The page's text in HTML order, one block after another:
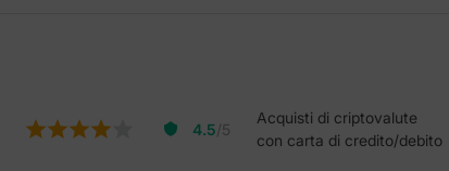
4.5/5
Acquisti di criptovalute
con carta di credito/debito